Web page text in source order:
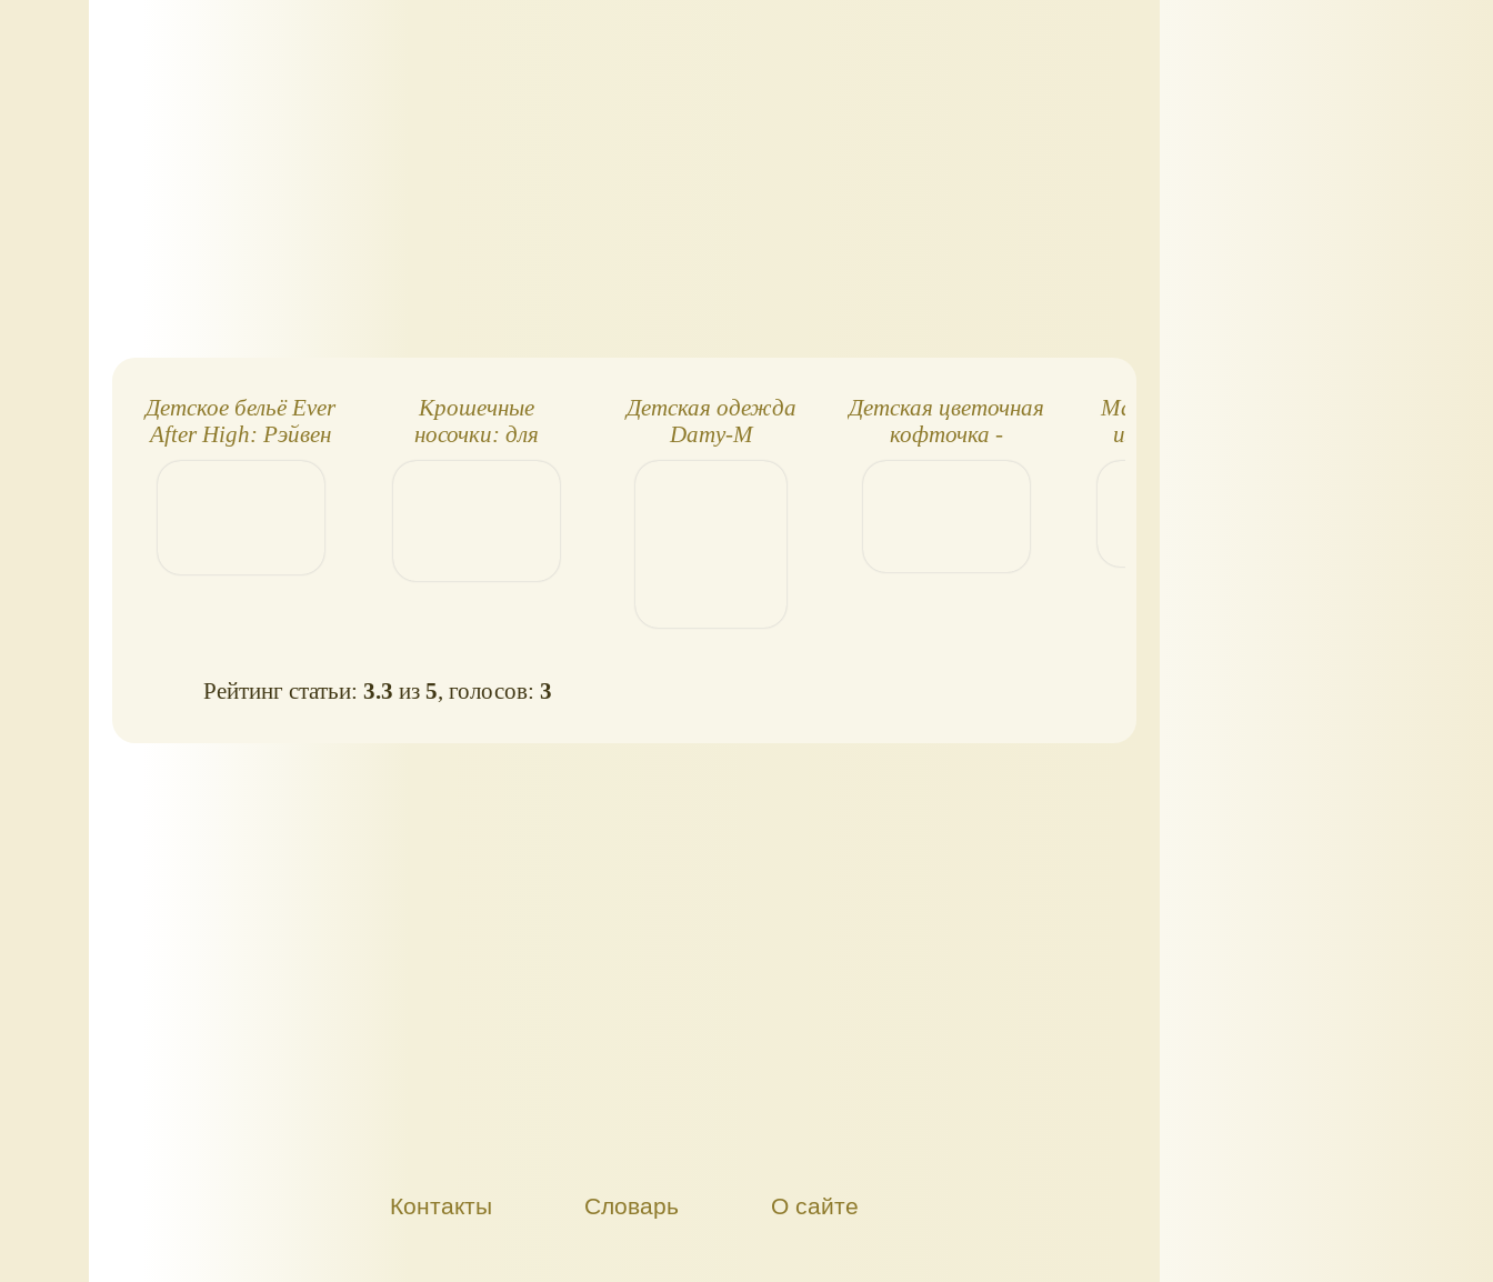
Детское бельё Ever
After High: Рэйвен
Крошечные
носочки: для
Детская одежда
Damy-M
Детская цветочная
кофточка -
Материалы для
изготовления
Рейтинг статьи:3.3 из5, голосов:3
Контакты Словарь О сайте